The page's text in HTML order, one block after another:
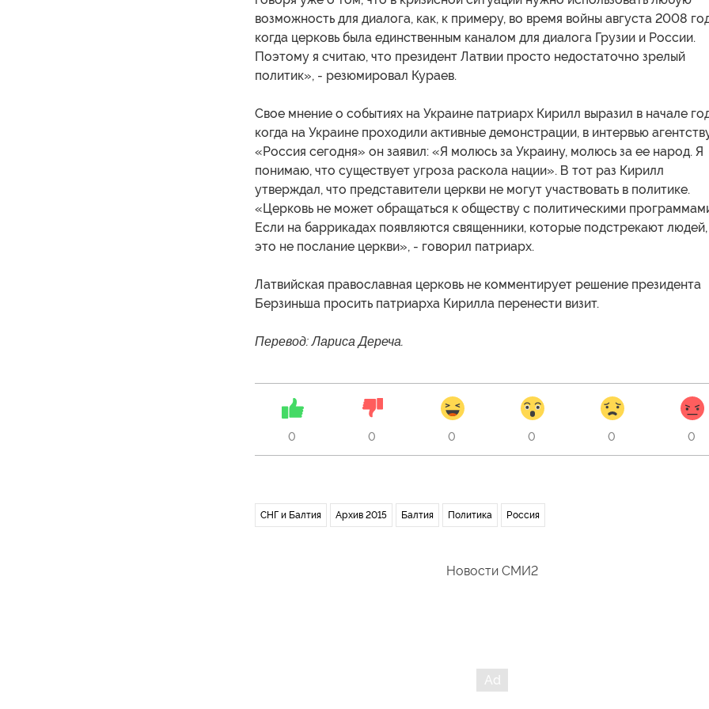
возможность для диалога, как, к примеру, во время войны августа 2008
когда церковь была единственным каналом для диалога Грузии и России.
Поэтому я считаю, что президент Латвии просто недостаточно зрелый
политик», - резюмировал Кураев.
Свое мнение о событиях на Украине патриарх Кирилл выразил в начале
когда на Украине проходили активные демонстрации, в интервью
«Россия сегодня» он заявил: «Я молюсь за Украину, молюсь за ее народ. Я
понимаю, что существует угроза раскола нации». В тот раз Кирилл
утверждал, что представители церкви не могут участвовать в политике.
«Церковь не может обращаться к обществу с политическими
Если на баррикадах появляются священники, которые подстрекают
это не послание церкви», - говорил патриарх.
Латвийская православная церковь не комментирует решение президента
Берзиньша просить патриарха Кирилла перенести визит.
Перевод: Лариса Дереча.
0 0 0 0 0 0
СНГ и Балтия Архив 2015 Балтия Политика Россия
Новости СМИ2